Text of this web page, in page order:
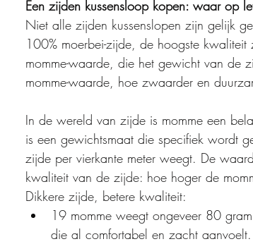
Een zijden kussensloop kopen: waar op
Niet alle zijden kussenslopen zijn gelijk
100% moerbei-zijde, de hoogste
momme-waarde, die het gewicht van de
momme-waarde, hoe zwaarder en
In de wereld van zijde is momme een
is een gewichtsmaat die specifiek wordt
zijde per vierkante meter weegt. De
kwaliteit van de zijde: hoe hoger de
Dikkere zijde, betere kwaliteit:
19 momme weegt ongeveer 80
die al comfortabel en zacht aanvoelt.